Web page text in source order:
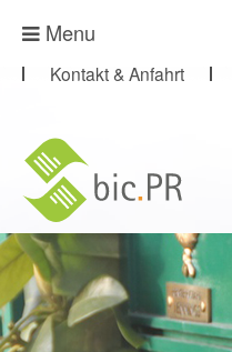
Menu
Presse-Abo
Kontakt & Anfahrt